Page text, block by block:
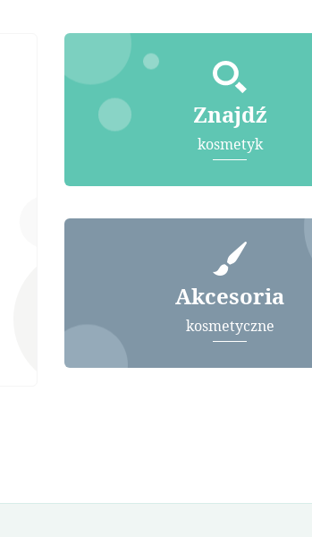
Znajdź
kosmetyk
Akcesoria
kosmetyczne